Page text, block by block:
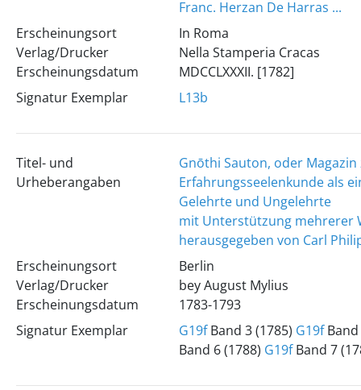
Franc. Herzan De Harras ...
Erscheinungsort
Verlag/Drucker
Erscheinungsdatum
In Roma
Nella Stamperia Cracas
MDCCLXXXII. [1782]
Signatur Exemplar
L13b
Titel- und
Urheberangaben
Gnōthi Sauton, oder Magazin
Erfahrungsseelenkunde als
Gelehrte und Ungelehrte
mit Unterstützung mehrerer
herausgegeben von Carl
Erscheinungsort
Verlag/Drucker
Erscheinungsdatum
Berlin
bey August Mylius
1783-1793
Signatur Exemplar
G19fBand 3 (1785) G19fBand
Band 6 (1788) G19fBand 7